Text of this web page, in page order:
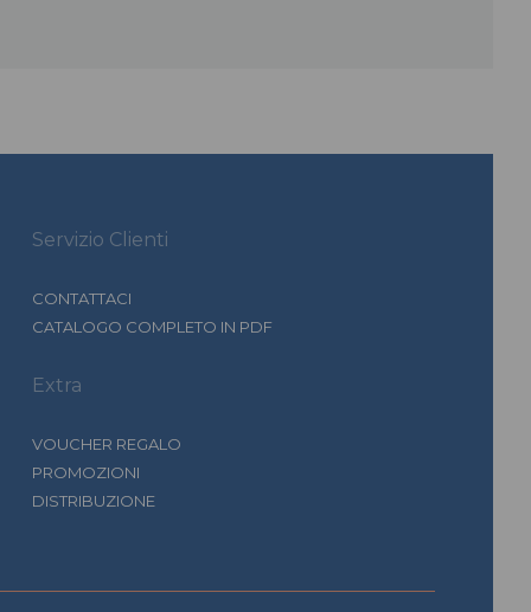
Servizio Clienti
CONTATTACI
CATALOGO COMPLETO IN PDF
Extra
VOUCHER REGALO
PROMOZIONI
DISTRIBUZIONE